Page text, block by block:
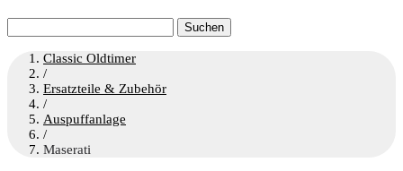
nach:
Classic Oldtimer
/
Ersatzteile & Zubehör
/
Auspuffanlage
/
Maserati